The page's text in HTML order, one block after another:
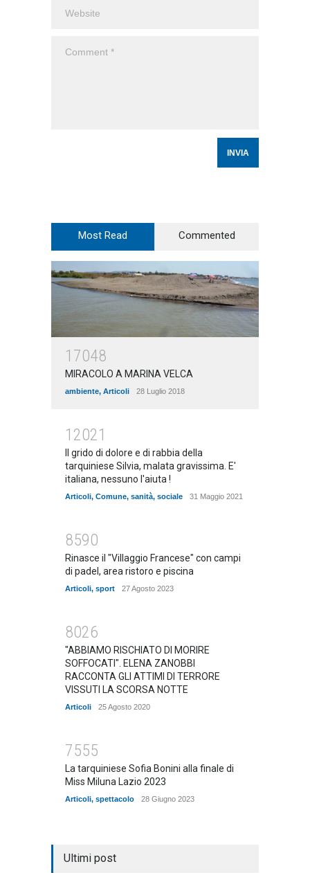
Most Read Commented
17048
MIRACOLO A MARINA VELCA
ambiente, Articoli 28 Luglio 2018
12021
Il grido di dolore e di rabbia della
tarquiniese Silvia, malata gravissima. E'
italiana, nessuno l'aiuta !
Articoli, Comune, sanità, sociale 31 Maggio 2021
8590
Rinasce il "Villaggio Francese" con campi
di padel, area ristoro e piscina
Articoli, sport 27 Agosto 2023
8026
"ABBIAMO RISCHIATO DI MORIRE
SOFFOCATI". ELENA ZANOBBI
RACCONTA GLI ATTIMI DI TERRORE
VISSUTI LA SCORSA NOTTE
Articoli 25 Agosto 2020
7555
La tarquiniese Sofia Bonini alla finale di
Miss Miluna Lazio 2023
Articoli, spettacolo 28 Giugno 2023
Ultimi post